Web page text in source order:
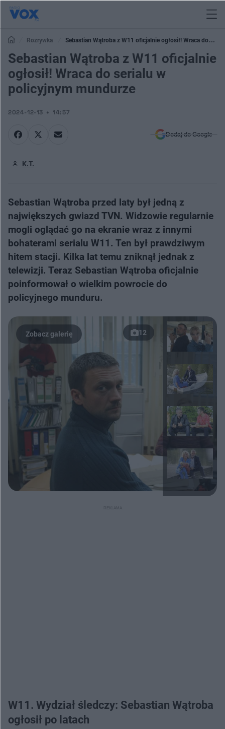
Rozrywka
Sebastian Wątroba z W11 oficjalnie ogłosił! Wraca do
serialu w policyjnym mundurze
Sebastian Wątroba z W11 oficjalnie
ogłosił! Wraca do serialu w
policyjnym mundurze
2024-12-13 14:57
Dodaj do Google
K.T.
Sebastian Wątroba przed laty był jedną z
największych gwiazd TVN. Widzowie regularnie
mogli oglądać go na ekranie wraz z innymi
bohaterami serialu W11. Ten był prawdziwym
hitem stacji. Kilka lat temu zniknął jednak z
telewizji. Teraz Sebastian Wątroba oficjalnie
poinformował o wielkim powrocie do
policyjnego munduru.
12
W11. Wydział śledczy: Sebastian Wątroba
ogłosił po latach